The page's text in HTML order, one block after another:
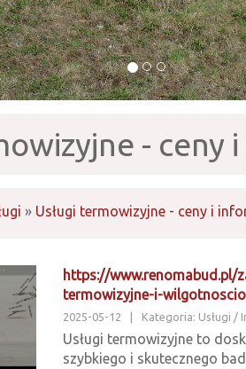
- ceny
» Usługi termowizyjne - ceny i
https://www.renomabud.pl/
termowizyjne-i-
2025-05-12 Kategoria: Usługi /
Usługi termowizyjne to
szybkiego i skutecznego